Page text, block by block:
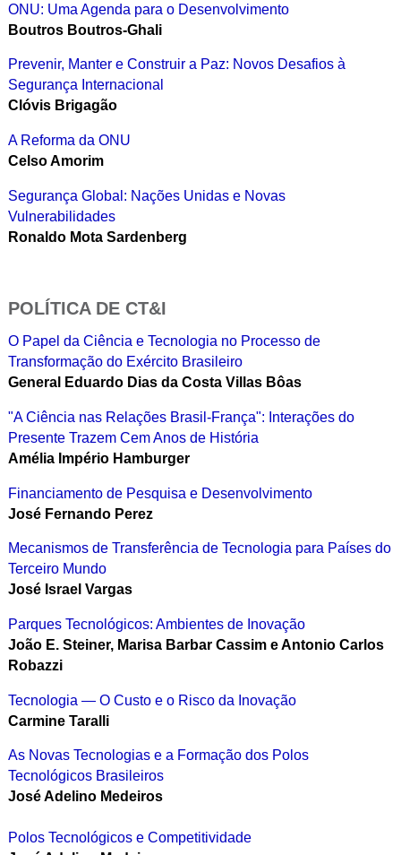
ONU: Uma Agenda para o Desenvolvimento
Boutros Boutros-Ghali
Prevenir, Manter e Construir a Paz: Novos Desafios à
Segurança Internacional
Clóvis Brigagão
A Reforma da ONU
Celso Amorim
Segurança Global: Nações Unidas e Novas
Vulnerabilidades
Ronaldo Mota Sardenberg
POLÍTICA DE CT&I
O Papel da Ciência e Tecnologia no Processo de
Transformação do Exército Brasileiro
General Eduardo Dias da Costa Villas Bôas
"A Ciência nas Relações Brasil-França": Interações do
Presente Trazem Cem Anos de História
Amélia Império Hamburger
Financiamento de Pesquisa e Desenvolvimento
José Fernando Perez
Mecanismos de Transferência de Tecnologia para Países do
Terceiro Mundo
José Israel Vargas
Parques Tecnológicos: Ambientes de Inovação
João E. Steiner, Marisa Barbar Cassim e Antonio Carlos
Robazzi
Tecnologia — O Custo e o Risco da Inovação
Carmine Taralli
As Novas Tecnologias e a Formação dos Polos
Tecnológicos Brasileiros
José Adelino Medeiros
Polos Tecnológicos e Competitividade